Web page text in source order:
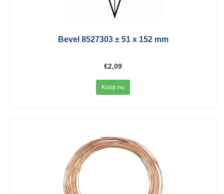
Bevel 8527303 ± 51 x 152 mm
€2,09
Koop nu